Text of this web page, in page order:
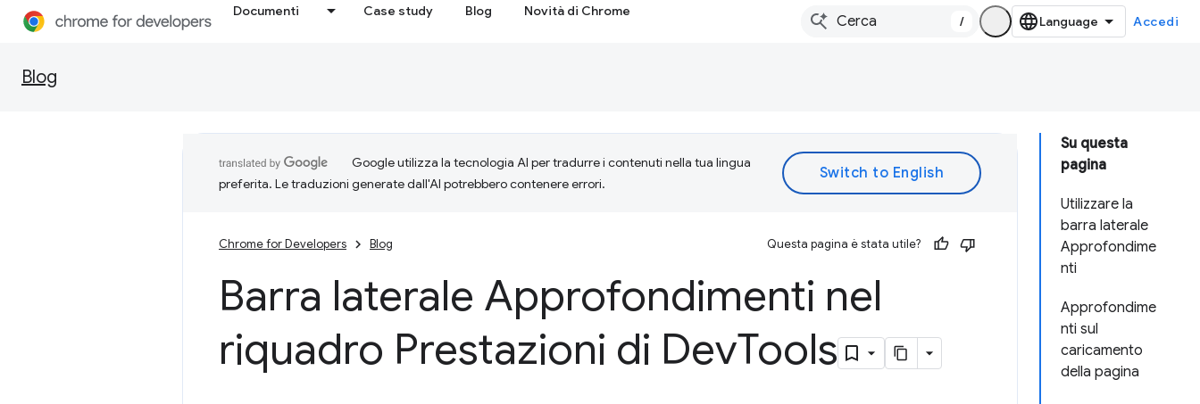
Documenti Case study Blog Novità di Chrome
/ Accedi
Blog
Su questa
pagina
Utilizzare la
barra laterale
Approfondime
nti
Approfondime
nti sul
caricamento
della pagina
Google utilizza la tecnologia AI per tradurre i contenuti nella tua lingua
preferita. Le traduzioni generate dall'AI potrebbero contenere errori.
Chrome for Developers Blog Questa pagina è stata utile?
Barra laterale Approfondimenti nel
riquadro Prestazioni di DevTools